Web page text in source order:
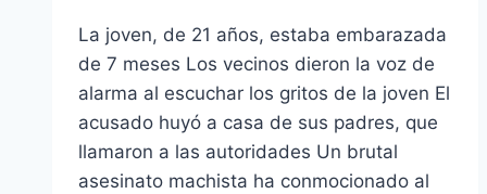
La joven, de 21 años, estaba embarazada
de 7 meses Los vecinos dieron la voz de
alarma al escuchar los gritos de la joven El
acusado huyó a casa de sus padres, que
llamaron a las autoridades Un brutal
asesinato machista ha conmocionado al